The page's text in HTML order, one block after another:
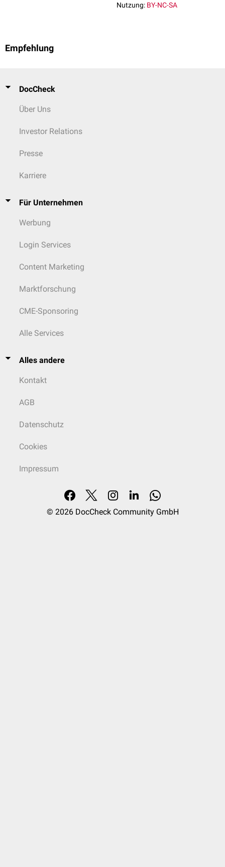
Nutzung: BY-NC-SA
Empfehlung
DocCheck
Über Uns
Investor Relations
Presse
Karriere
Für Unternehmen
Werbung
Login Services
Content Marketing
Marktforschung
CME-Sponsoring
Alle Services
Alles andere
Kontakt
AGB
Datenschutz
Cookies
Impressum
© 2026 DocCheck Community GmbH